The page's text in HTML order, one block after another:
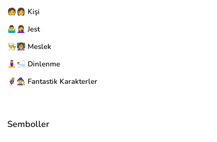
🧑👩 Kişi
🤷‍♂️🤦‍♀️ Jest
👨‍🍳👩‍🏫 Meslek
🧘‍♀️🛀 Dinlenme
🦸‍♂️🧙‍♀️ Fantastik Karakterler
Semboller